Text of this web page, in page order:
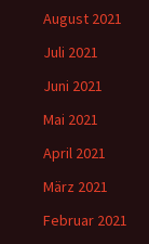
August 2021
Juli 2021
Juni 2021
Mai 2021
April 2021
März 2021
Februar 2021